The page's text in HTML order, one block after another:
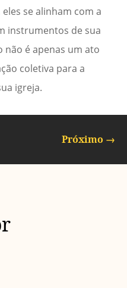
se alinham com a
instrumentos de sua
não é apenas um ato
coletiva para a
igreja.
Próximo →